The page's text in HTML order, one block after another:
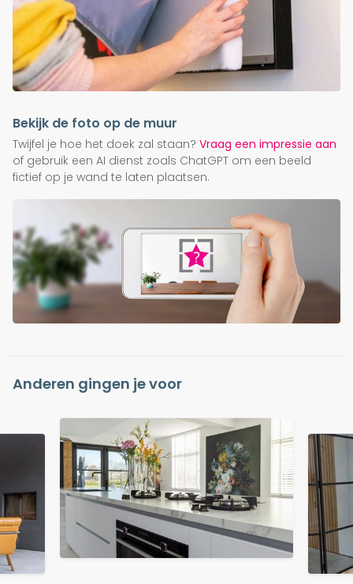
Bekijk de foto op de muur
Twijfel je hoe het doek zal staan? Vraag een impressie aan
of gebruik een AI dienst zoals ChatGPT om een beeld
fictief op je wand te laten plaatsen.
Anderen gingen je voor